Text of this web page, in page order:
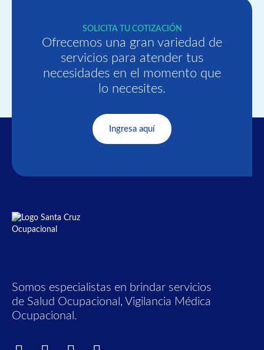
SOLICITA TU COTIZACIÓN
Ofrecemos una gran variedad de
servicios para atender tus
necesidades en el momento que
lo necesites.
Ingresa aquí
Somos especialistas en brindar servicios
de Salud Ocupacional, Vigilancia Médica
Ocupacional.